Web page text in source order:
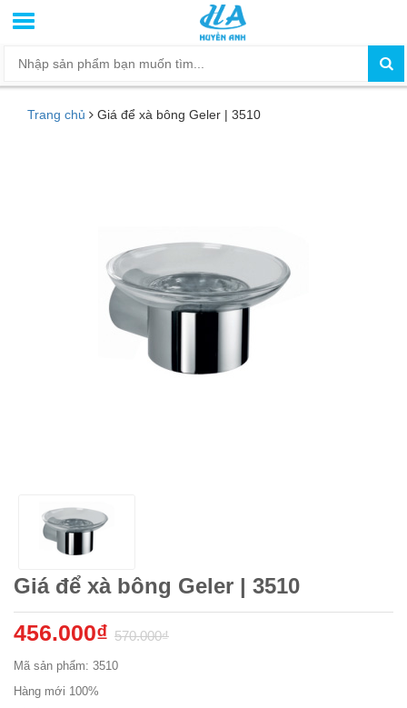
Trang chủ Giá để xà bông Geler | 3510
Giá để xà bông Geler | 3510
456.000₫ 570.000₫
Mã sản phẩm: 3510
Hàng mới 100%